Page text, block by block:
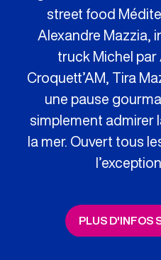
street food
Alexandre Mazzia,
truck Michel par
Croquett’AM, Tira
une pause
simplement admirer
la mer. Ouvert tous
PLUS D'INFOS